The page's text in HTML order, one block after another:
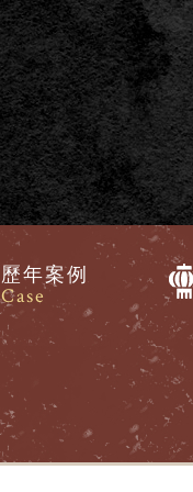
歷年案例
Case